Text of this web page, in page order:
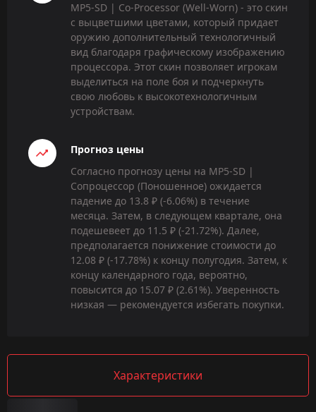
MP5-SD | Co-Processor (Well-Worn) - это скин
с выцветшими цветами, который придает
оружию дополнительный технологичный
вид благодаря графическому изображению
процессора. Этот скин позволяет игрокам
выделиться на поле боя и подчеркнуть
свою любовь к высокотехнологичным
устройствам.
Прогноз цены
Согласно прогнозу цены на MP5-SD |
Сопроцессор (Поношенное) ожидается
падение до 13.8 ₽ (-6.06%) в течение
месяца. Затем, в следующем квартале, она
подешевеет до 11.5 ₽ (-21.72%). Далее,
предполагается понижение стоимости до
12.08 ₽ (-17.78%) к концу полугодия. Затем, к
концу календарного года, вероятно,
повысится до 15.07 ₽ (2.61%). Уверенность
низкая — рекомендуется избегать покупки.
Характеристики